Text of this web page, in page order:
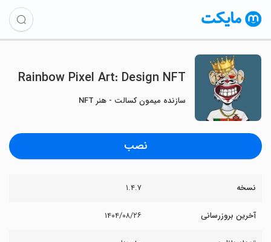
Rainbow Pixel Art: Design NFT
سازنده میمون کسالت - هنر NFT
نصب
نسخه ۱.۴.۷
آخرین بروزرسانی ۱۴۰۴/۰۸/۲۶